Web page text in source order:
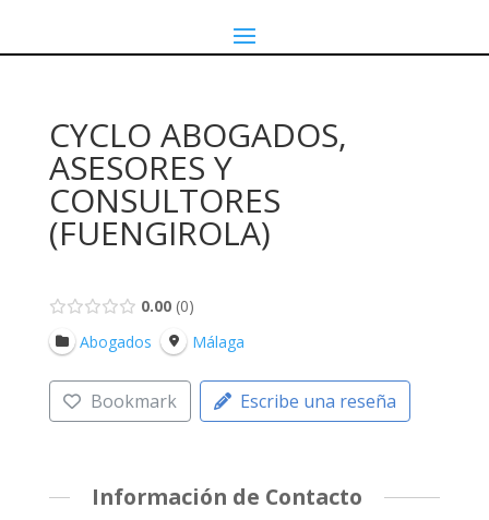
CYCLO ABOGADOS,
ASESORES Y
CONSULTORES
(FUENGIROLA)
0.00 0
Abogados
Málaga
Bookmark Escribe una reseña
Información de Contacto